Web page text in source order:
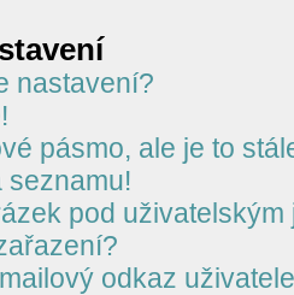
nastavení?
pásmo, ale je to
seznamu!
pod uživatelským
odkaz